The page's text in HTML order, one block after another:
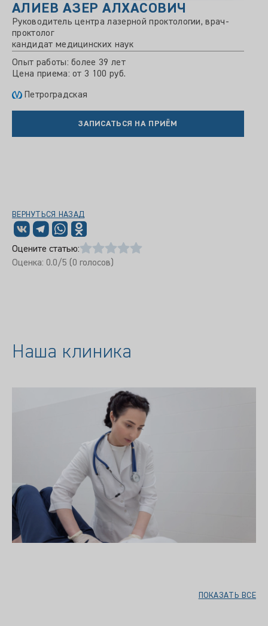
АЛИЕВ АЗЕР АЛХАСОВИЧ
Руководитель центра лазерной проктологии, врач-
проктолог
кандидат медицинских наук
Опыт работы: более 39 лет
Цена приема: от 3 100 руб.
Петроградская
ЗАПИСАТЬСЯ НА ПРИЁМ
ВЕРНУТЬСЯ НАЗАД
Оцените статью:
Оценка: 0.0/5 (0 голосов)
Наша клиника
ПОКАЗАТЬ ВСЕ